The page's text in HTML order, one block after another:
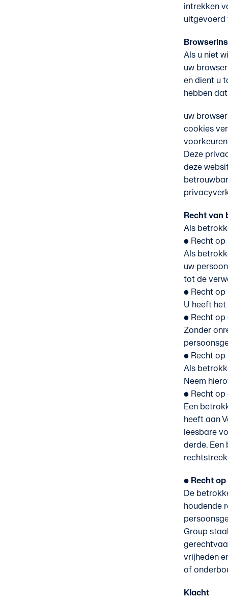
intrekken
uitgevoerd
Als u niet
uw
en dient u
hebben
uw
cookies
Deze
deze
Recht van
Als
• Recht op
Als
uw
tot de
• Recht
U heeft
• Recht op
Zonder
• Recht op
Als
Neem
• Recht
Een
heeft aan
leesbare
derde.
• Recht
De
houdende
Group
vrijheden
of
Klacht